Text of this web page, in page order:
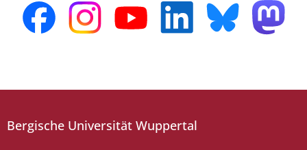
Bergische Universität Wuppertal